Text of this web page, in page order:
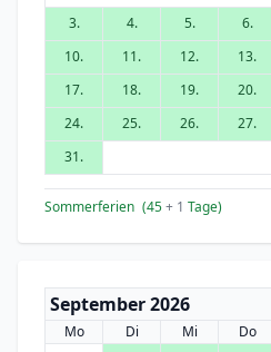
3.
4. 5. 6.
10.
11. 12. 13.
17.
18. 19. 20.
24.
25. 26. 27.
31.
Sommerferien (45+ 1 Tage)
September 2026
Mo Di Mi Do